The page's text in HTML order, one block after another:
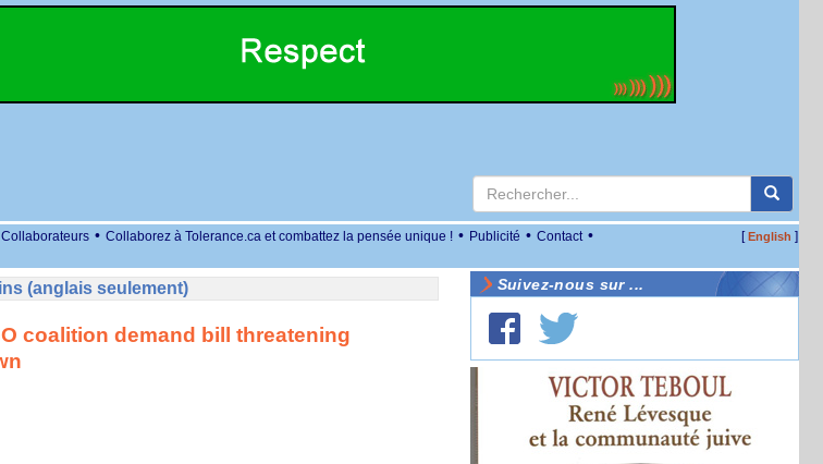
Collaborateurs • Collaborez à Tolerance.ca et combattez la pensée unique ! • Publicité • Contact • [English ]
(anglais seulement)
coalition demand bill threatening
Suivez-nous sur ...